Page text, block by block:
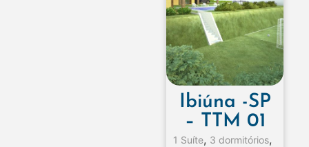
Ibiúna -SP
– TTM 01
1 Suíte, 3 dormitórios,